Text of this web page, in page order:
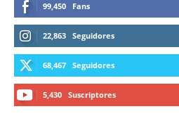
99,450 Fans
22,863 Seguidores
68,467 Seguidores
5,430 Suscriptores